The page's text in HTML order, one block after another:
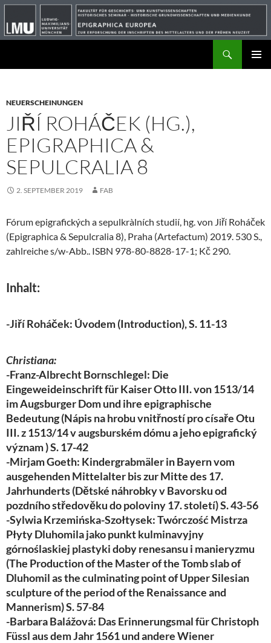
NEUERSCHEINUNGEN
JIŘÍ ROHÁČEK (HG.),
EPIGRAPHICA &
SEPULCRALIA 8
2. SEPTEMBER 2019 FAB
Fórum epigrafických a sepulkràlních studií, hg. von Jiří Roháček
(Epigraphica & Sepulcralia 8), Praha (Artefactum) 2019. 530 S.,
zahlreiche s/w-Abb.. ISBN 978-80-8828-17-1; Kč 290.
Inhalt:
-Jiří Roháček: Úvodem (Introduction), S. 11-13
Christiana:
-Franz-Albrecht Bornschlegel: Die
Eingeweideinschrift für Kaiser Otto III. von 1513/14
im Augsburger Dom und ihre epigraphische
Bedeutung (Nápis na hrobu vnitřností pro císaře Otu
III. z 1513/14 v augsburském dómu a jeho epigrafický
význam ) S. 17-42
-Mirjam Goeth: Kindergrabmäler in Bayern vom
ausgehenden Mittelalter bis zur Mitte des 17.
Jahrhunderts (Dětské náhrobky v Bavorsku od
pozdního středověku do poloviny 17. století) S. 43-56
-Sylwia Krzemińska-Szołtysek: Twórczość Mistrza
Płyty Dluhomila jako punkt kulminavyjny
górnoślaskiej plastyki doby renesansu i manieryzmu
(The Production of the Master of the Tomb slab of
Dluhomil as the culminating point of Upper Silesian
sculpture of the period of the Renaissance and
Mannerism) S. 57-84
-Barbara Balážová: Das Erinnerungsmal für Christoph
Füssl aus dem Jahr 1561 und andere Wiener